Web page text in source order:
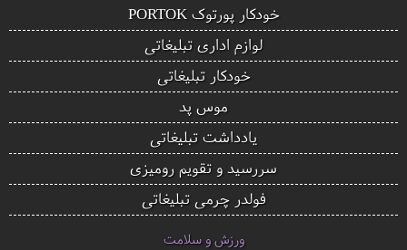
خودکار پورتوک PORTOK
لوازم اداری تبلیغاتی
خودکار تبلیغاتی
موس پد
یادداشت تبلیغاتی
سررسید و تقویم رومیزی
فولدر چرمی تبلیغاتی
ورزش و سلامت